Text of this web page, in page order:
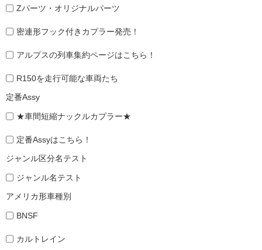
Zパーツ・オリジナルパーツ
密連形フック付きカプラー発売！
アルプスの列車集約ページはこちら！
R150を走行可能な車両たち
定番Assy
★車間短縮ナックルカプラー★
定番Assyはこちら！
ジャンル区分名テスト
ジャンル名テスト
アメリカ形車種別
BNSF
カルトレイン